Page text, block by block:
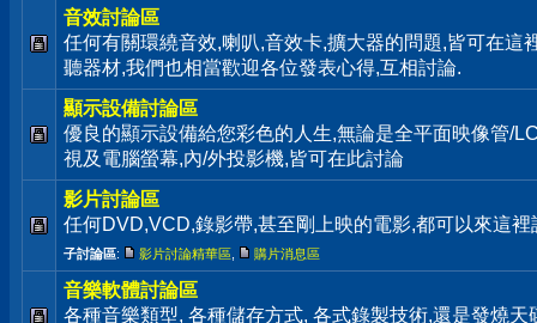
音效討論區
任何有關環繞音效,喇叭,音效卡,擴大器的問題,皆可在這
聽器材,我們也相當歡迎各位發表心得,互相討論.
顯示設備討論區
優良的顯示設備給您彩色的人生,無論是全平面映像管/
視及電腦螢幕,內/外投影機,皆可在此討論
影片討論區
任何DVD,VCD,錄影帶,甚至剛上映的電影,都可以來這裡
子討論區: 影片討論精華區 購片消息區
音樂軟體討論區
各種音樂類型, 各種儲存方式, 各式錄製技術,還是發燒